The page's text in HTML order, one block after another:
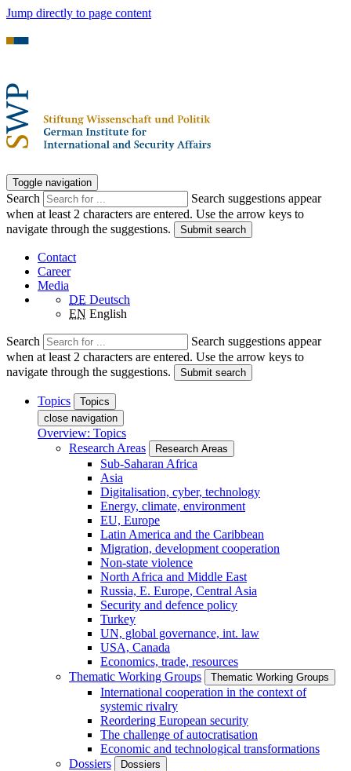
Jump directly to page content
Toggle navigation
Search
Search suggestions appear
when at least 2 characters are entered. Use the arrow keys to
navigate through the suggestions.
Submit search
Contact
Career
Media
DE Deutsch
EN English
Search
Search suggestions appear
when at least 2 characters are entered. Use the arrow keys to
navigate through the suggestions.
Submit search
Topics
Topics
close navigation
Overview: Topics
Research Areas
Research Areas
Sub-Saharan Africa
Asia
Digitalisation, cyber, technology
Energy, climate, environment
EU, Europe
Latin America and the Caribbean
Migration, development cooperation
Non-state violence
North Africa and Middle East
Russia, E. Europe, Central Asia
Security and defence policy
Turkey
UN, global governance, int. law
USA, Canada
Economics, trade, resources
Thematic Working Groups
Thematic Working Groups
International cooperation in the context of
systemic rivalry
Reordering European security
The challenge of autocratisation
Economic and technological transformations
Dossiers
Dossiers